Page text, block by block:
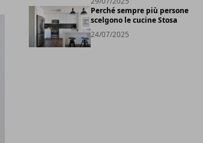
Perché sempre più persone
scelgono le cucine Stosa
24/07/2025